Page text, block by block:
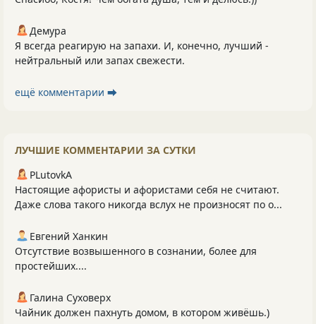
Демура
Я всегда реагирую на запахи. И, конечно, лучший -
нейтральный или запах свежести.
ещё комментарии ⮕
ЛУЧШИЕ КОММЕНТАРИИ ЗА СУТКИ
PLutоvkА
Настоящие афористы и афористами себя не считают.
Даже слова такого никогда вслух не произносят по о...
Евгений Ханкин
Отсутствие возвышенного в сознании, более для
простейших....
Галина Суховерх
Чайник должен пахнуть домом, в котором живёшь.)